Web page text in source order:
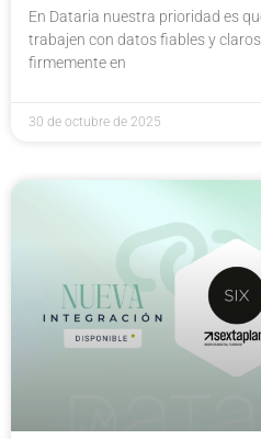
En Dataria nuestra prioridad es
trabajen con datos fiables y
firmemente en
30 de octubre de 2025